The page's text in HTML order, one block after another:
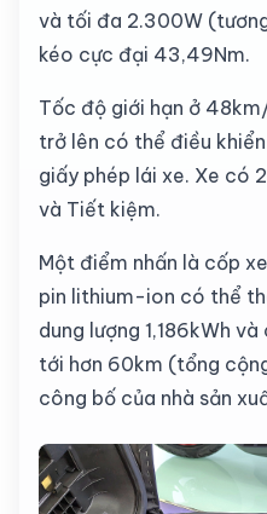
và tối đa 2.300W
kéo cực đại 43,49Nm.
Tốc độ giới hạn ở
trở lên có thể điều
giấy phép lái xe. Xe có
và Tiết kiệm.
Một điểm nhấn là cốp
pin lithium-ion có thể
dung lượng 1,186kWh
tới hơn 60km (tổng
công bố của nhà sản